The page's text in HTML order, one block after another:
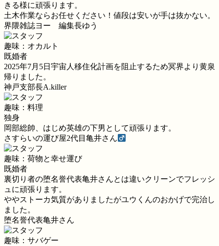
きる様に頑張ります。
土木作業ならお任せください！値段は安いが手は抜かない。
界隈雑誌ヨー 編集長ゆう
趣味：オカルト
既婚者
2025年7月5日宇宙人移住化計画を阻止するため冥界より黄泉
帰りました。
神戸支部長A.killer
趣味：料理
独身
岡部総帥、はじめ英雄の下男として頑張ります。
さすらいの運び屋2代目亀井さん
趣味：荷物と幸せ運び
既婚者
裏切り者の堕名誉代表亀井さんとは違いクリーンでフレッシ
ュに頑張ります。
ややストーカ気質がありましたがユウくんのおかげで完治し
ました。
堕名誉代表亀井さん
趣味：サバゲー